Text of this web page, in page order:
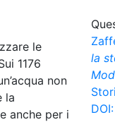
le
1176
non
la
anche per i
la
DOI: